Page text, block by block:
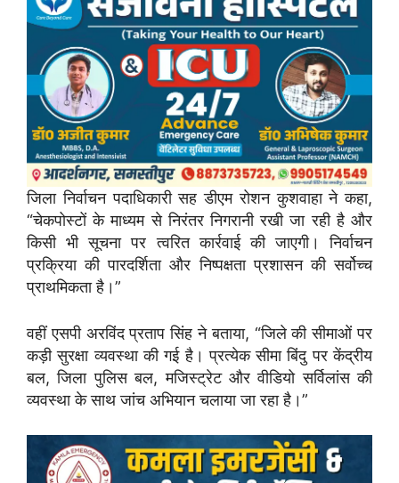
जिला निर्वाचन पदाधिकारी सह डीएम रोशन कुशवाहा ने कहा,
“चेकपोस्टों के माध्यम से निरंतर निगरानी रखी जा रही है और
किसी भी सूचना पर त्वरित कार्रवाई की जाएगी। निर्वाचन
प्रक्रिया की पारदर्शिता और निष्पक्षता प्रशासन की सर्वोच्च
प्राथमिकता है।”
वहीं एसपी अरविंद प्रताप सिंह ने बताया, “जिले की सीमाओं पर
कड़ी सुरक्षा व्यवस्था की गई है। प्रत्येक सीमा बिंदु पर केंद्रीय
बल, जिला पुलिस बल, मजिस्ट्रेट और वीडियो सर्विलांस की
व्यवस्था के साथ जांच अभियान चलाया जा रहा है।”